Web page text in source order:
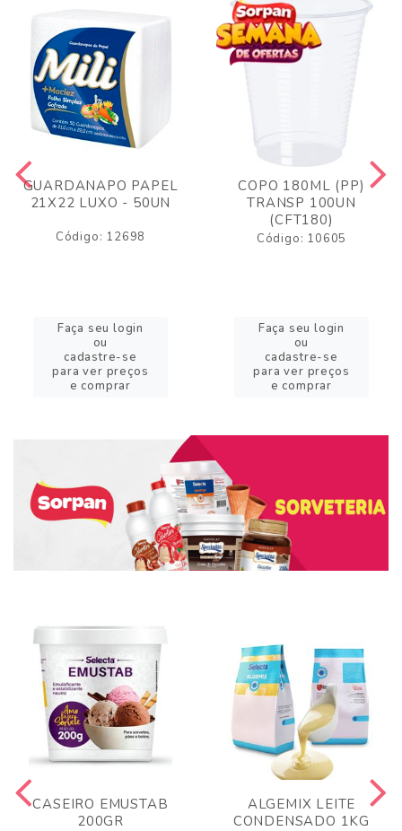
GUARDANAPO PAPEL
21X22 LUXO - 50UN
Código: 12698
Faça seu login
ou
cadastre-se
para ver preços
e comprar
COPO 180ML (PP)
TRANSP 100UN
(CFT180)
Código: 10605
Faça seu login
ou
cadastre-se
para ver preços
e comprar
CASEIRO EMUSTAB
200GR
ALGEMIX LEITE
CONDENSADO 1KG